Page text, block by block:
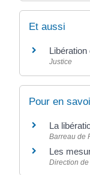
Et aussi
Libération
Justice
Pour en
La
Barreau de
Les
Direction